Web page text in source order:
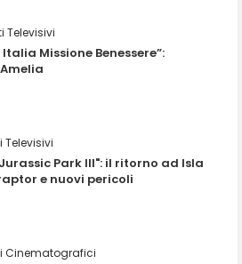
Televisivi
Missione Benessere”:
Televisivi
Park III": il ritorno ad Isla
e nuovi pericoli
Cinematografici